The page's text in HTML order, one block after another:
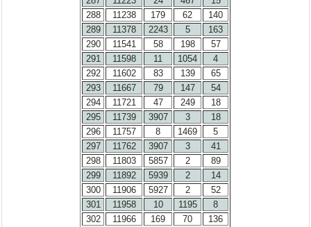
288
11238 179 62
140
289
11378 2243 5
163
290
11541 58 198
57
291
11598 11 1054
4
292
11602 83 139
65
293
11667 79 147
54
294
11721 47 249
18
295
11739 3907 3
18
296
11757 8 1469
5
297
11762 3907 3
41
298
11803 5857 2
89
299
11892 5939 2
14
300
11906 5927 2
52
301
11958 10 1195
8
302
11966 169 70
136